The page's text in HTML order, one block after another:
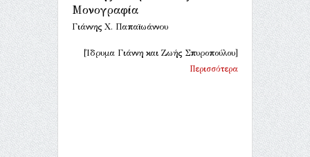
Μονογραφία
Γιάννης Χ. Παπαϊωάννου
[Ίδρυμα Γιάννη και Ζωής Σπυροπούλου]
Περισσότερα